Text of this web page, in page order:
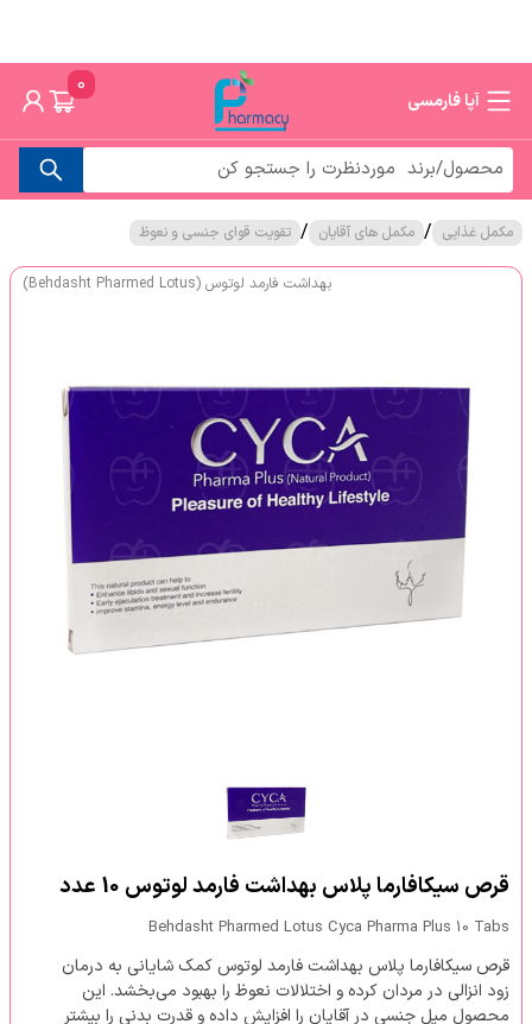
آپا فارمسی
0
مکمل غذایی / مکمل های آقایان / تقویت قوای جنسی و نعوظ
بهداشت فارمد لوتوس (Behdasht Pharmed Lotus)
قرص سیکافارما پلاس بهداشت فارمد لوتوس 10 عدد
Behdasht Pharmed Lotus Cyca Pharma Plus 10 Tabs
قرص سیکافارما پلاس بهداشت فارمد لوتوس کمک شایانی به درمان
زود انزالی در مردان کرده و اختلالات نعوظ را بهبود می‌بخشد. این
محصول میل جنسی در آقایان را افزایش داده و قدرت بدنی را بیشتر